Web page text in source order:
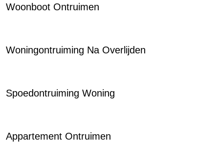
Woonboot Ontruimen
Woningontruiming Na Overlijden
Spoedontruiming Woning
Appartement Ontruimen